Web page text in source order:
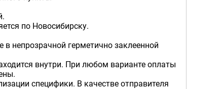
по Новосибирску.
в непрозрачной герметично заклеенной
внутри. При любом варианте оплаты
специфики. В качестве отправителя